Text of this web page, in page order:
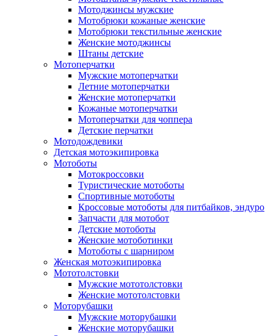
Мотоджинсы мужские
Мотобрюки кожаные женские
Мотобрюки текстильные женские
Женские мотоджинсы
Штаны детские
Мотоперчатки
Мужские мотоперчатки
Летние мотоперчатки
Женские мотоперчатки
Кожаные мотоперчатки
Мотоперчатки для чоппера
Детские перчатки
Мотодождевики
Детская мотоэкипировка
Мотоботы
Мотокроссовки
Туристические мотоботы
Спортивные мотоботы
Кроссовые мотоботы для питбайков, эндуро
Запчасти для мотобот
Детские мотоботы
Женские мотоботинки
Мотоботы с шарниром
Женская мотоэкипировка
Мототолстовки
Мужские мототолстовки
Женские мототолстовки
Моторубашки
Мужские моторубашки
Женские моторубашки